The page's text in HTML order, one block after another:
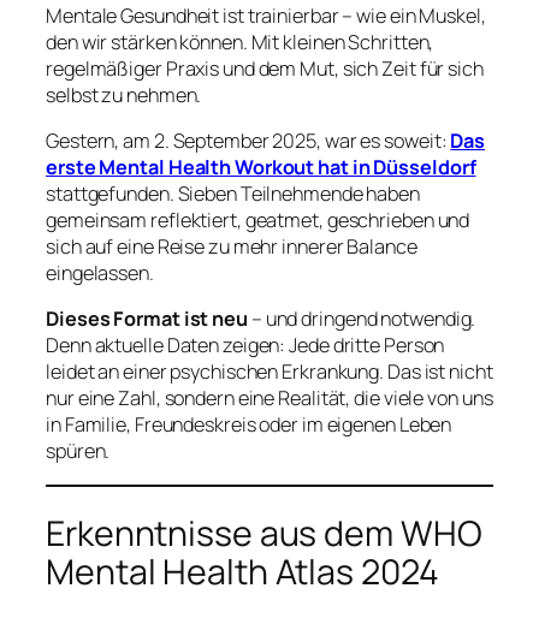
Mentale Gesundheit ist trainierbar – wie ein Muskel,
den wir stärken können. Mit kleinen Schritten,
regelmäßiger Praxis und dem Mut, sich Zeit für sich
selbst zu nehmen.
Gestern, am 2. September 2025, war es soweit: Das
erste Mental Health Workout hat in Düsseldorf
stattgefunden. Sieben Teilnehmende haben
gemeinsam reflektiert, geatmet, geschrieben und
sich auf eine Reise zu mehr innerer Balance
eingelassen.
Dieses Format ist neu – und dringend notwendig.
Denn aktuelle Daten zeigen: Jede dritte Person
leidet an einer psychischen Erkrankung. Das ist nicht
nur eine Zahl, sondern eine Realität, die viele von uns
in Familie, Freundeskreis oder im eigenen Leben
spüren.
Erkenntnisse aus dem WHO
Mental Health Atlas 2024